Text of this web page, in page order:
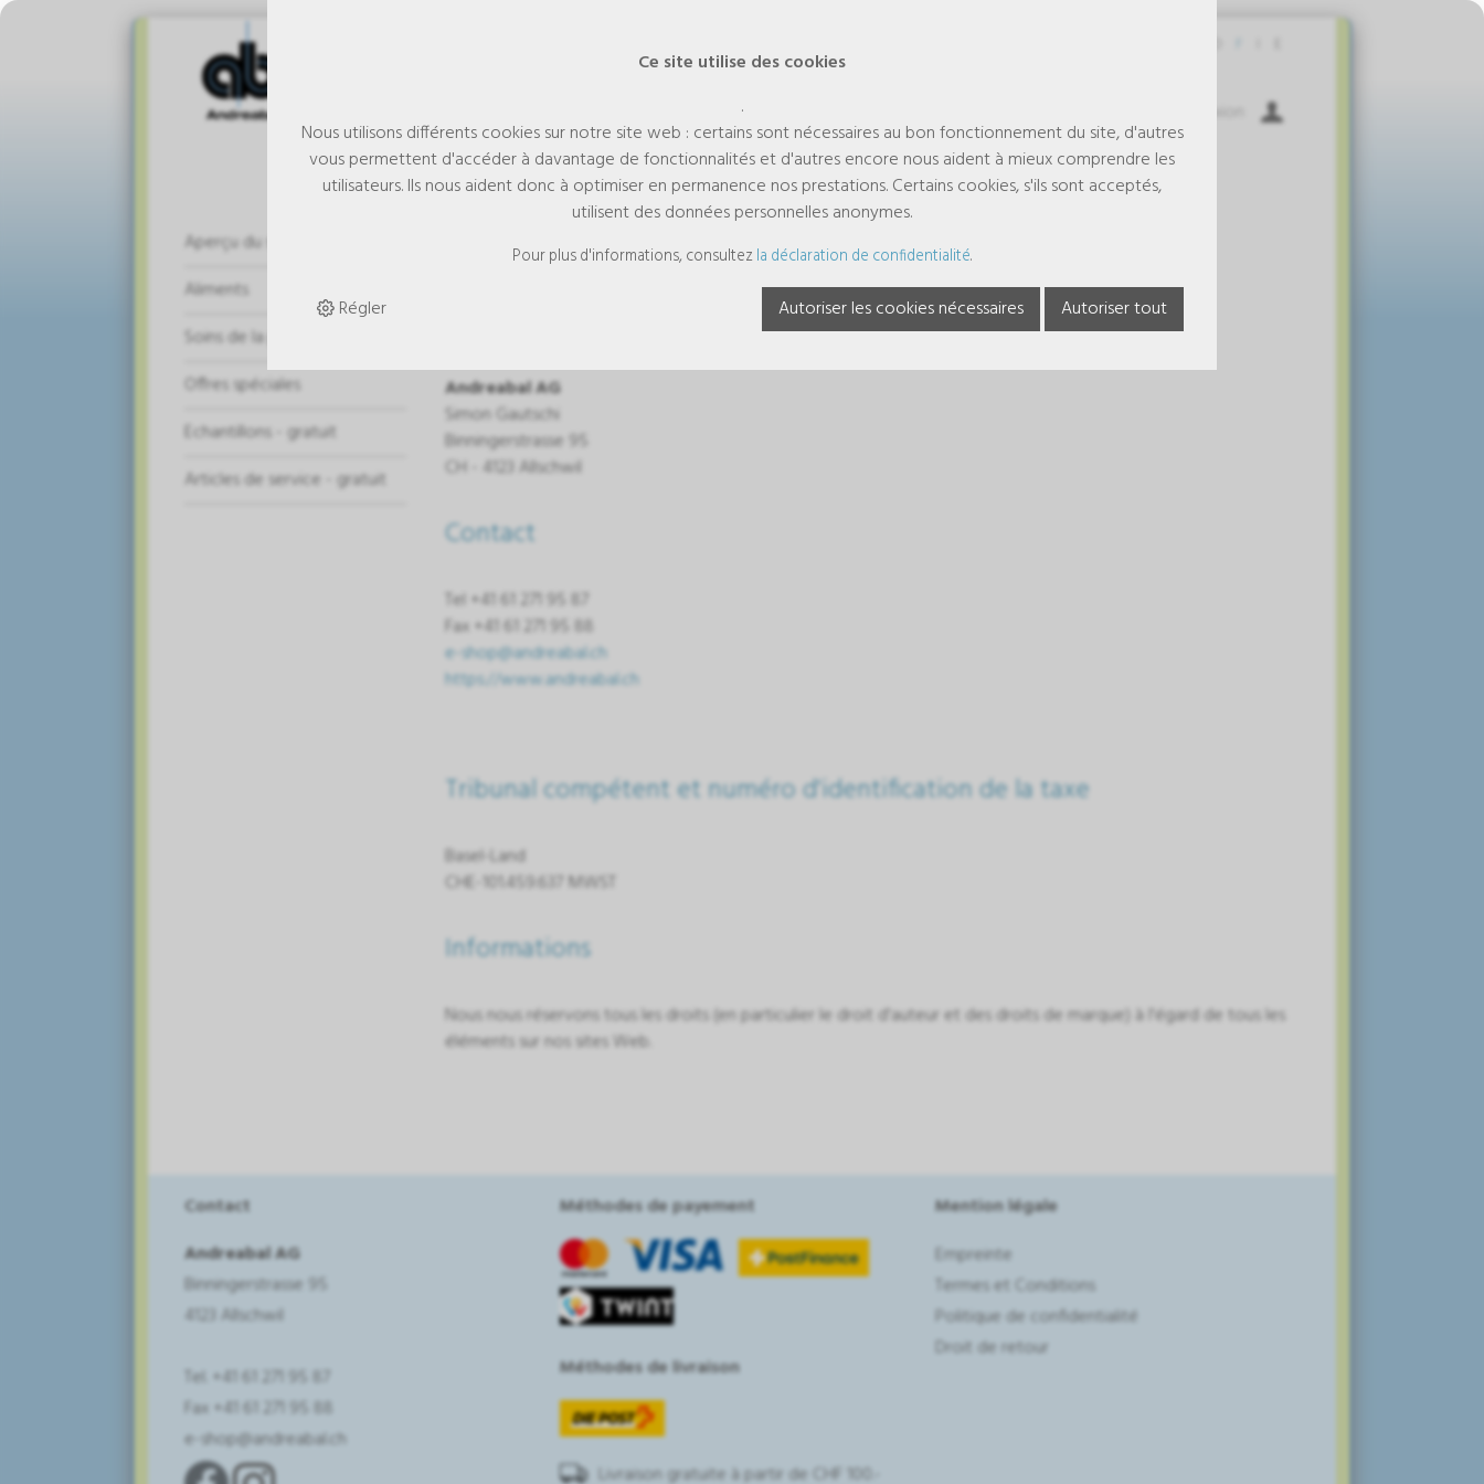
Aperçu du shop
Aliments
Soins de la peau
Offres spéciales
Echantillons - gratuit
Articles de service - gratuit
Empreinte
Andreabal AG
Simon Gautschi
Binningerstrasse 95
CH - 4123 Allschwil
Contact
Tel +41 61 271 95 87
Fax +41 61 271 95 88
e-shop@andreabal.ch
https://www.andreabal.ch
Tribunal compétent et numéro d'identification de la taxe
Basel-Land
CHE-101.459.637 MWST
Informations
Nous nous réservons tous les droits (en particulier le droit d'auteur et des droits de marque) à l'égard de tous les
éléments sur nos sites Web.
Contact
Andreabal AG
Binningerstrasse 95
4123 Allschwil
Tel. +41 61 271 95 87
Fax +41 61 271 95 88
e-shop@andreabal.ch
Méthodes de payement
Méthodes de livraison
Livraison gratuite à partir de CHF 100.-
Mention légale
Empreinte
Termes et Conditions
Politique de confidentialité
Droit de retour
Ce site utilise des cookies
.
Nous utilisons différents cookies sur notre site web : certains sont nécessaires au bon fonctionnement du site, d'autres
vous permettent d'accéder à davantage de fonctionnalités et d'autres encore nous aident à mieux comprendre les
utilisateurs. Ils nous aident donc à optimiser en permanence nos prestations. Certains cookies, s'ils sont acceptés,
utilisent des données personnelles anonymes.
Pour plus d'informations, consultezla déclaration de confidentialité.
Régler Autoriser les cookies nécessaires Autoriser tout